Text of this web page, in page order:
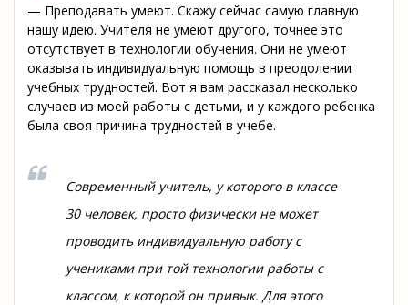
— Преподавать умеют. Скажу сейчас самую главную
нашу идею. Учителя не умеют другого, точнее это
отсутствует в технологии обучения. Они не умеют
оказывать индивидуальную помощь в преодолении
учебных трудностей. Вот я вам рассказал несколько
случаев из моей работы с детьми, и у каждого ребенка
была своя причина трудностей в учебе.
Современный учитель, у которого в классе
30 человек, просто физически не может
проводить индивидуальную работу с
учениками при той технологии работы с
классом, к которой он привык. Для этого